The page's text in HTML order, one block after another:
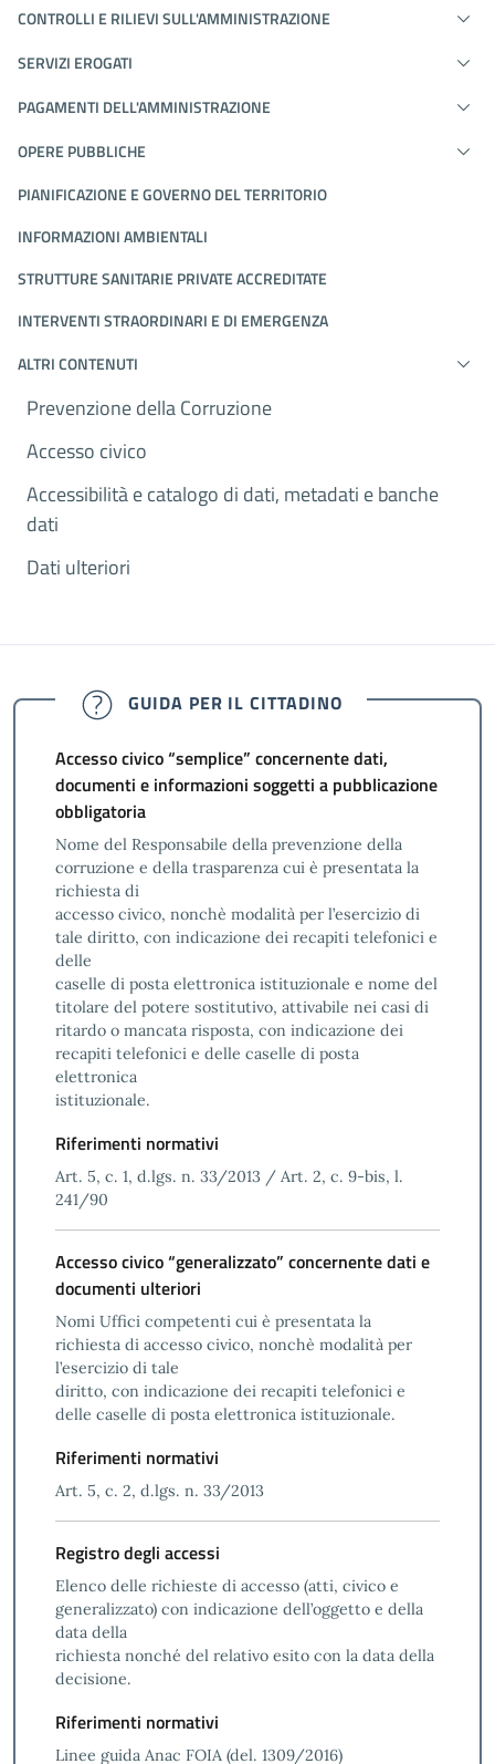
CONTROLLI E RILIEVI SULL'AMMINISTRAZIONE
SERVIZI EROGATI
PAGAMENTI DELL'AMMINISTRAZIONE
OPERE PUBBLICHE
PIANIFICAZIONE E GOVERNO DEL TERRITORIO
INFORMAZIONI AMBIENTALI
STRUTTURE SANITARIE PRIVATE ACCREDITATE
INTERVENTI STRAORDINARI E DI EMERGENZA
ALTRI CONTENUTI
Prevenzione della Corruzione
Accesso civico
Accessibilità e catalogo di dati, metadati e banche
dati
Dati ulteriori
GUIDA PER IL CITTADINO
Accesso civico “semplice” concernente dati,
documenti e informazioni soggetti a pubblicazione
obbligatoria
Nome del Responsabile della prevenzione della
corruzione e della trasparenza cui è presentata la
richiesta di
accesso civico, nonchè modalità per l’esercizio di
tale diritto, con indicazione dei recapiti telefonici e
delle
caselle di posta elettronica istituzionale e nome del
titolare del potere sostitutivo, attivabile nei casi di
ritardo o mancata risposta, con indicazione dei
recapiti telefonici e delle caselle di posta
elettronica
istituzionale.
Riferimenti normativi
Art. 5, c. 1, d.lgs. n. 33/2013 / Art. 2, c. 9-bis, l.
241/90
Accesso civico “generalizzato” concernente dati e
documenti ulteriori
Nomi Uffici competenti cui è presentata la
richiesta di accesso civico, nonchè modalità per
l’esercizio di tale
diritto, con indicazione dei recapiti telefonici e
delle caselle di posta elettronica istituzionale.
Riferimenti normativi
Art. 5, c. 2, d.lgs. n. 33/2013
Registro degli accessi
Elenco delle richieste di accesso (atti, civico e
generalizzato) con indicazione dell’oggetto e della
data della
richiesta nonché del relativo esito con la data della
decisione.
Riferimenti normativi
Linee guida Anac FOIA (del. 1309/2016)